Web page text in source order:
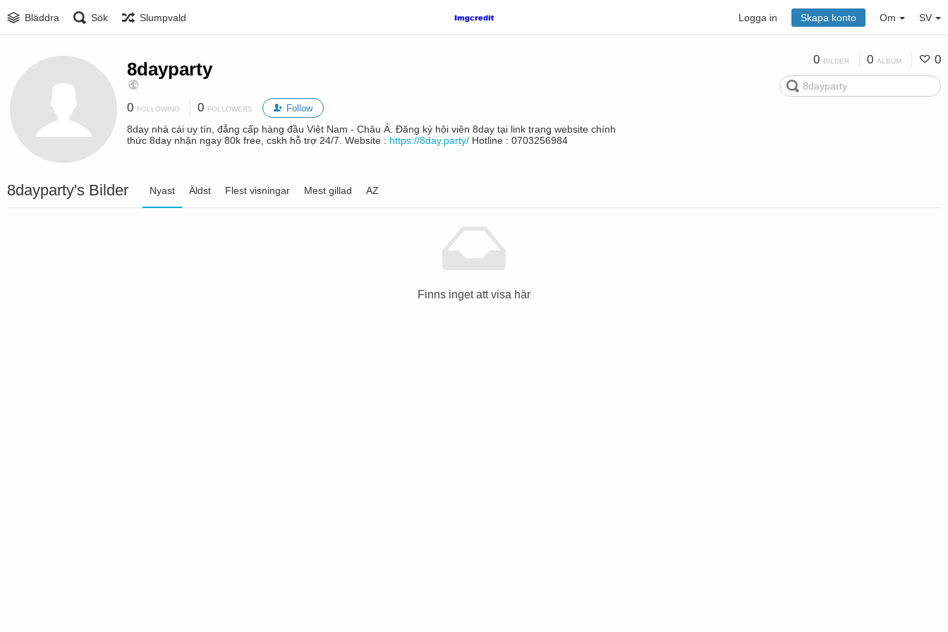
Bläddra Sök Slumpvald Logga in Skapa konto Om SV
8dayparty
0 FOLLOWING 0 FOLLOWERS Follow
8day nhà cái uy tín, đẳng cấp hàng đầu Việt Nam - Châu Á. Đăng ký hội viên 8day tại link trang website chính
thức 8day nhận ngay 80k free, cskh hỗ trợ 24/7. Website : https://8day.party/ Hotline : 0703256984
0 BILDER 0 ALBUM 0
8dayparty's Bilder Nyast Äldst Flest visningar Mest gillad AZ
Finns inget att visa här